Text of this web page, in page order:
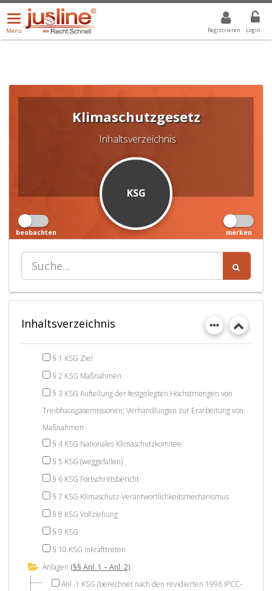
Registrieren Login
Menü
öffnen/schließen
Menü
ALLE DROPDOWN: GEWÄHLTER WERT IST ALLE
Klimaschutzgesetz
Inhaltsverzeichnis
KSG
beobachten merken
Inhaltsverzeichnis
§ 1 KSG Ziel
§ 2 KSG Maßnahmen
§ 3 KSG Aufteilung der festgelegten Höchstmengen von
Treibhausgasemissionen; Verhandlungen zur Erarbeitung von
Maßnahmen
§ 4 KSG Nationales Klimaschutzkomitee
§ 5 KSG (weggefallen)
§ 6 KSG Fortschrittsbericht
§ 7 KSG Klimaschutz-Verantwortlichkeitsmechanismus
§ 8 KSG Vollziehung
§ 9 KSG
§ 10 KSG Inkrafttreten
Anlagen (§§ Anl. 1 – Anl. 2)
Anl. 1 KSG (berechnet nach den revidierten 1996 IPCC-